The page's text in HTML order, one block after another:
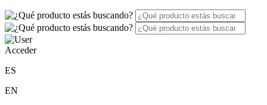
Acceder
ES
EN